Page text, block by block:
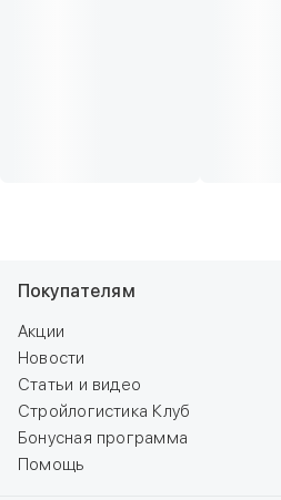
Покупателям
Акции
Новости
Статьи и видео
Стройлогистика Клуб
Бонусная программа
Помощь